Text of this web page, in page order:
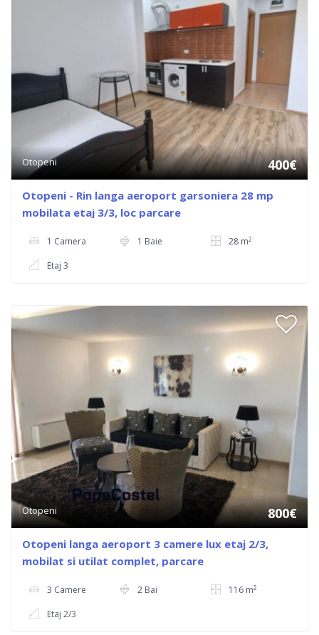
Otopeni 400€
Otopeni - Rin langa aeroport garsoniera 28 mp
mobilata etaj 3/3, loc parcare
1 Camera 1 Baie 28 m2
Etaj 3
Otopeni 800€
Otopeni langa aeroport 3 camere lux etaj 2/3,
mobilat si utilat complet, parcare
3 Camere 2 Bai 116 m2
Etaj 2/3